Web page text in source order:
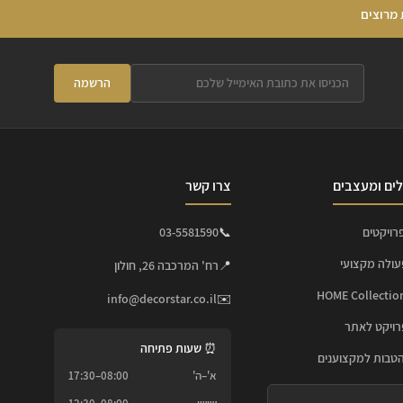
מרוצים
הרשמה
ומעצבים
מקצועי
לאתר
למקצוענים
צרו קשר
📞
03-5581590
📍רח' המרכבה 26, חולון
✉️
info@decorstar.co.il
⏰ שעות פתיחה
א'–ה'
08:00–17:30